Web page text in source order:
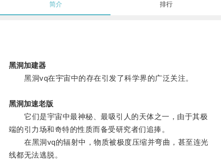
简介 排行
黑洞加建器
黑洞vq在宇宙中的存在引发了科学界的广泛关注。
黑洞加速老版
它们是宇宙中最神秘、最吸引人的天体之一，由于其极
端的引力场和奇特的性质而备受研究者们追捧。
在黑洞vq的辐射中，物质被极度压缩并弯曲，甚至连光
线都无法逃脱。